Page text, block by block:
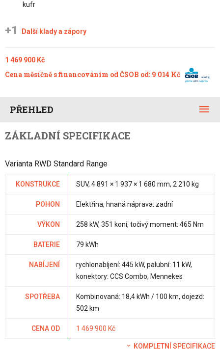
kufr
+1 Další klady a zápory
1 469 900 Kč
Cena měsíčně s financováním od ČSOB od: 9 014 Kč
PŘEHLED
ZÁKLADNÍ SPECIFIKACE
Varianta RWD Standard Range
KONSTRUKCE SUV, 4 891 × 1 937 × 1 680 mm, 2 210 kg
POHON Elektřina, hnaná náprava: zadní
VÝKON 258 kW, 351 koní, točivý moment: 465 Nm
BATERIE 79 kWh
NABÍJENÍ
rychlonabíjení: 445 kW, palubní: 11 kW,
konektory: CCS Combo, Mennekes
SPOTŘEBA
Kombinovaná: 18,4 kWh / 100 km, dojezd:
502 km
CENA OD 1 469 900 Kč
KOMPLETNÍ SPECIFIKACE